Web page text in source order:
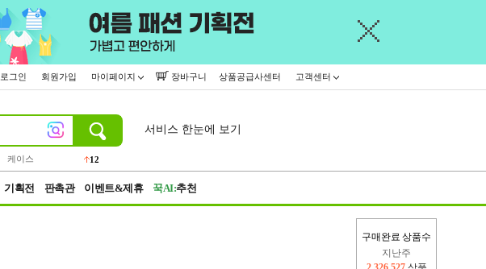
로그인 회원가입 마이페이지 장바구니 상품공급사센터 고객센터
케이스
12
서비스 한눈에 보기
기획전 판촉관 이벤트&제휴 꾹AI:추천
구매완료 상품수
지난주
2,326,527상품
이번주